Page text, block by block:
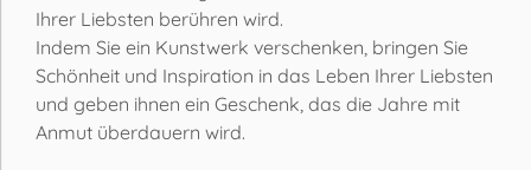
Ihrer Liebsten berühren wird.
Indem Sie ein Kunstwerk verschenken, bringen Sie
Schönheit und Inspiration in das Leben Ihrer Liebsten
und geben ihnen ein Geschenk, das die Jahre mit
Anmut überdauern wird.